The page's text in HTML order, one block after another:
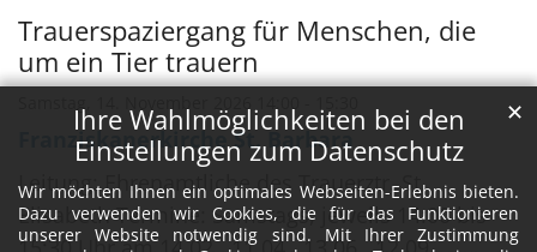
Ihre Wahlmöglichkeiten bei den
Einstellungen zum Datenschutz
Wir möchten Ihnen ein optimales Webseiten-Erlebnis bieten.
Dazu verwenden wir Cookies, die für das Funktionieren
unserer Website notwendig sind. Mit Ihrer Zustimmung
✕
Datum: 14. November 2026
Trauerspaziergang für Menschen, die
um ein Tier trauern
Franziskanerkirche St. Barbara
Leitung: Ehrenamtliche des Trauerztr. St.
Elisabeth Termine: Samstags, jeweils 14:00 bis